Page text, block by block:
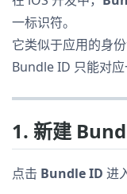
一标识符。
它类似于应用的身
Bundle ID 只能对应
1. 新建
点击 Bundle ID 进